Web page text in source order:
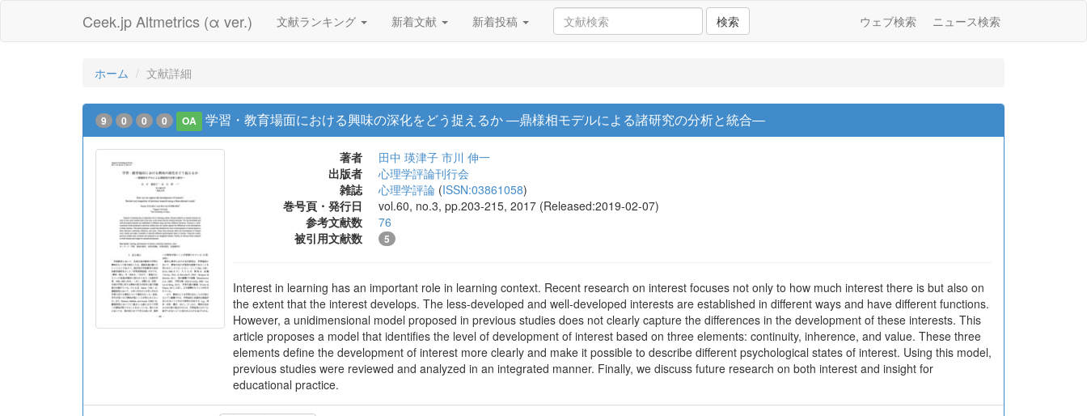
Ceek.jp Altmetrics (α ver.) 文献ランキング 新着文献 新着投稿 検索 ウェブ検索 ニュース検索
ホーム 文献詳細
9 0 0 0 OA 学習・教育場面における興味の深化をどう捉えるか ―鼎様相モデルによる諸研究の分析と統合―
著者 田中 瑛津子 市川 伸一
出版者
心理学評論刊行会
雑誌
心理学評論 (ISSN:03861058)
巻号頁・発行日
vol.60, no.3, pp.203-215, 2017 (Released:2019-02-07)
参考文献数
76
被引用文献数
5
Interest in learning has an important role in learning context. Recent research on interest focuses not only to how much interest there is but also on
the extent that the interest develops. The less-developed and well-developed interests are established in different ways and have different functions.
However, a unidimensional model proposed in previous studies does not clearly capture the differences in the development of these interests. This
article proposes a model that identifies the level of development of interest based on three elements: continuity, inherence, and value. These three
elements define the development of interest more clearly and make it possible to describe different psychological states of interest. Using this model,
previous studies were reviewed and analyzed in an integrated manner. Finally, we discuss future research on both interest and insight for
educational practice.